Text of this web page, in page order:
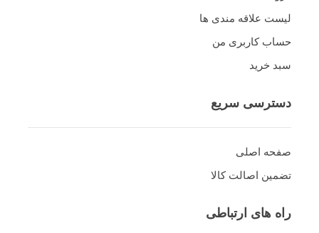
لیست علاقه مندی ها
حساب کاربری من
سبد خرید
دسترسی سریع
صفحه اصلی
تضمین اصالت کالا
راه های ارتباطی